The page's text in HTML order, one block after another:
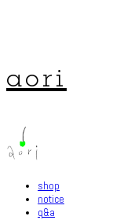
aori
shop
notice
q&a